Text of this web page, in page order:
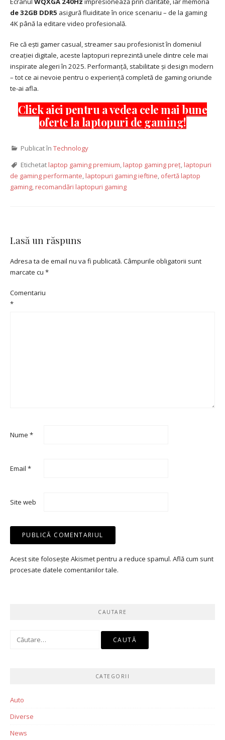
de 32GB DDR5 asigură fluiditate în orice scenariu – de la gaming
4K până la editare video profesională.
Fie că ești gamer casual, streamer sau profesionist în domeniul
creației digitale, aceste laptopuri reprezintă unele dintre cele mai
inspirate alegeri în 2025. Performanță, stabilitate și design modern
– tot ce ai nevoie pentru o experiență completă de gaming oriunde
te-ai afla.
Click aici pentru a vedea cele mai bune
oferte la laptopuri de gaming!
Publicat în Technology
Etichetatlaptop gaming premium,laptop gaming preț,laptopuri
de gaming performante,laptopuri gaming ieftine, ofertă laptop
gaming,recomandări laptopuri gaming
Lasă un răspuns
Adresa ta de email nu va fi publicată. Câmpurile obligatorii sunt
marcate cu *
Comentariu
*
Nume *
Email *
Site web
Acest site folosește Akismet pentru a reduce spamul. Află cum sunt
procesate datele comentariilor tale.
CAUTARE
CATEGORII
Auto
Diverse
News